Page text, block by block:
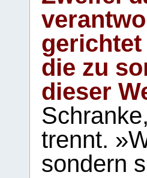
gerichtet
die zu
dieser
trennt.
sondern